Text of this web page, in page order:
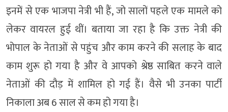
इनमें से एक भाजपा नेत्री भी हैं, जो सालों पहले एक मामले को
लेकर वायरल हुई थीं। बताया जा रहा है कि उक्त नेत्री की
भोपाल के नेताओं से पहुंच और काम करने की सलाह के बाद
काम शुरू हो गया है और वे आपको श्रेष्ठ साबित करने वाले
नेताओं की दौड़ में शामिल हो गई हैं। वैसे भी उनका पार्टी
निकाला अब 6 साल से कम हो गया है।